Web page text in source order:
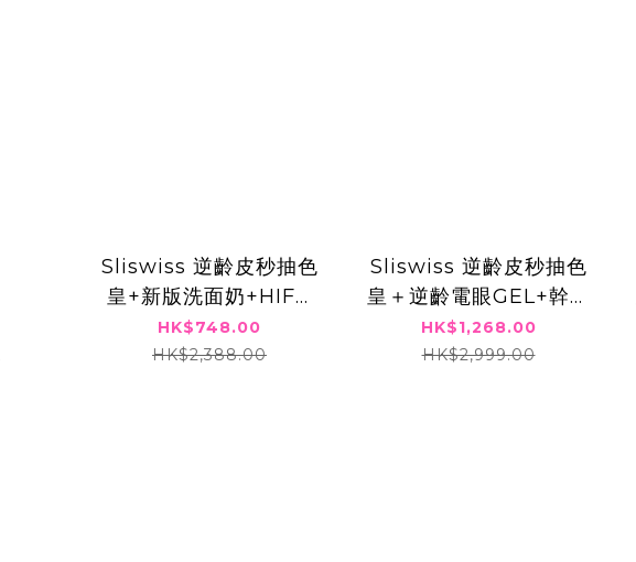
Sliswiss 逆齡皮秒抽色
皇+新版洗面奶+HIFU
爽膚水
HK$748.00
HK$2,388.00
Sliswiss 逆齡皮秒抽色
皇＋逆齡電眼GEL+幹細
胞電眼膜+NO. 8號皇后
HIFU眼霜+拉皮眼機
HK$1,268.00
HK$2,999.00